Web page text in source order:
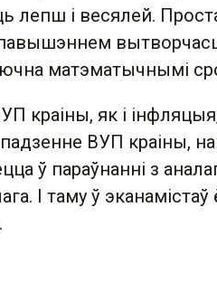
і весялей.
матэматычнымі
краіны, як і
ВУП краіны,
ў параўнанні з
І таму ў